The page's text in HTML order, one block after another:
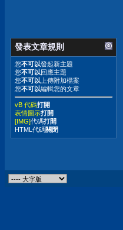
發表文章規則
您不可以發起新主題
您不可以回應主題
您不可以 上傳附加檔案
您不可以編輯您的文章
vB 代碼打開
表情圖示打開
[IMG]代碼打開
HTML代碼關閉